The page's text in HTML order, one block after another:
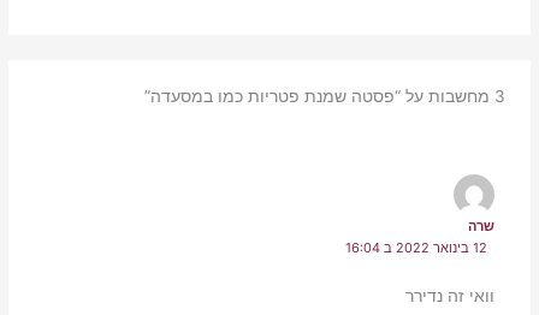
3 מחשבות על “פסטה שמנת פטריות כמו במסעדה”
שרה
12 בינואר 2022 ב 16:04
וואי זה נדירר